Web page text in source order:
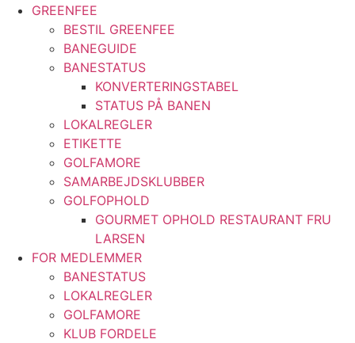
GREENFEE
BESTIL GREENFEE
BANEGUIDE
BANESTATUS
KONVERTERINGSTABEL
STATUS PÅ BANEN
LOKALREGLER
ETIKETTE
GOLFAMORE
SAMARBEJDSKLUBBER
GOLFOPHOLD
GOURMET OPHOLD RESTAURANT FRU
LARSEN
FOR MEDLEMMER
BANESTATUS
LOKALREGLER
GOLFAMORE
KLUB FORDELE